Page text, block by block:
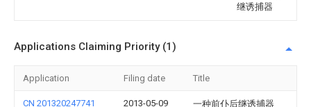
继诱捕器
Applications Claiming Priority (1)
Application Filing date Title
CN 201320247741 2013-05-09 一种前仆后继诱捕器